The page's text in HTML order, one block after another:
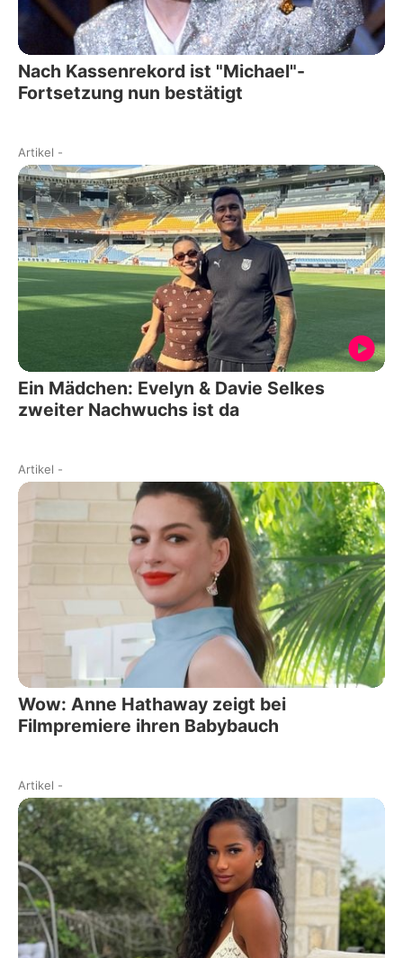
Nach Kassenrekord ist "Michael"-
Fortsetzung nun bestätigt
Artikel -
Ein Mädchen: Evelyn & Davie Selkes
zweiter Nachwuchs ist da
Artikel -
Wow: Anne Hathaway zeigt bei
Filmpremiere ihren Babybauch
Artikel -